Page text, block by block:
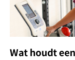
Wat houdt